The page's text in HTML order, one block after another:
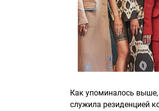
Как упоминалось выше,
служила резиденцией